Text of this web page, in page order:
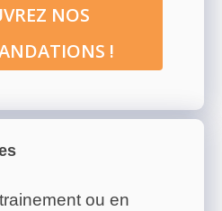
NOS
!
ou en